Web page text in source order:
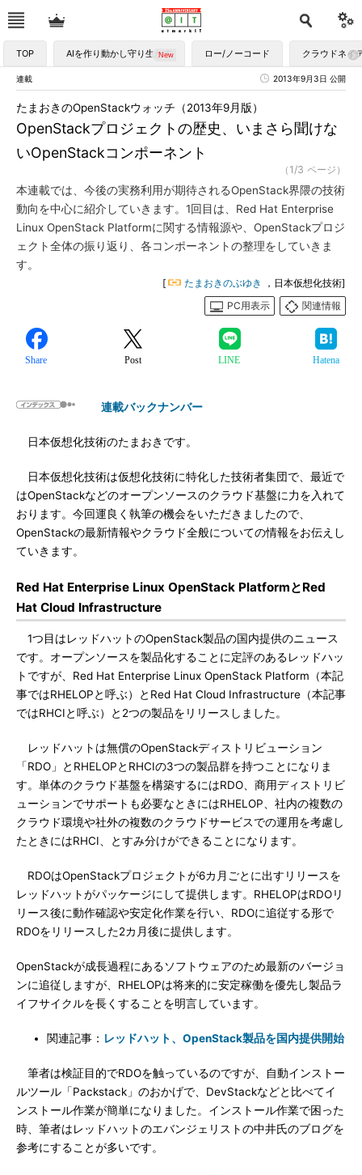
TOP AIを作り動かし守り生かす ロー/ノーコード クラウドネイ
連載 2013年9月3日 公開
OpenStackプロジェクトの歴史、いまさら聞けな
いOpenStackコンポーネント
たまおきのOpenStackウォッチ（2013年9月版）
（1/3 ページ）
本連載では、今後の実務利用が期待されるOpenStack界隈の技術
動向を中心に紹介していきます。1回目は、Red Hat Enterprise
Linux OpenStack Platformに関する情報源や、OpenStackプロジ
ェクト全体の振り返り、各コンポーネントの整理をしていきま
す。
[ たまおきのぶゆき
，日本仮想化技術]
PC用表示
関連情報
Share Post LINE Hatena
連載バックナンバー
日本仮想化技術のたまおきです。
日本仮想化技術は仮想化技術に特化した技術者集団で、最近で
はOpenStackなどのオープンソースのクラウド基盤に力を入れて
おります。今回運良く執筆の機会をいただきましたので、
OpenStackの最新情報やクラウド全般についての情報をお伝えし
ていきます。
Red Hat Enterprise Linux OpenStack PlatformとRed
Hat Cloud Infrastructure
1つ目はレッドハットのOpenStack製品の国内提供のニュース
です。オープンソースを製品化することに定評のあるレッドハッ
トですが、Red Hat Enterprise Linux OpenStack Platform（本記
事ではRHELOPと呼ぶ）とRed Hat Cloud Infrastructure（本記事
ではRHCIと呼ぶ）と2つの製品をリリースしました。
レッドハットは無償のOpenStackディストリビューション
「RDO」とRHELOPとRHCIの3つの製品群を持つことになりま
す。単体のクラウド基盤を構築するにはRDO、商用ディストリビ
ューションでサポートも必要なときにはRHELOP、社内の複数の
クラウド環境や社外の複数のクラウドサービスでの運用を考慮し
たときにはRHCI、とすみ分けができることになります。
RDOはOpenStackプロジェクトが6カ月ごとに出すリリースを
レッドハットがパッケージにして提供します。RHELOPはRDOリ
リース後に動作確認や安定化作業を行い、RDOに追従する形で
RDOをリリースした2カ月後に提供します。
OpenStackが成長過程にあるソフトウェアのため最新のバージョ
ンに追従しますが、RHELOPは将来的に安定稼働を優先し製品ラ
イフサイクルを長くすることを明言しています。
関連記事： レッドハット、OpenStack製品を国内提供開始
筆者は検証目的でRDOを触っているのですが、自動インストー
ルツール「Packstack」のおかげで、DevStackなどと比べてイ
ンストール作業が簡単になりました。インストール作業で困った
時、筆者はレッドハットのエバンジェリストの中井氏のブログを
参考にすることが多いです。